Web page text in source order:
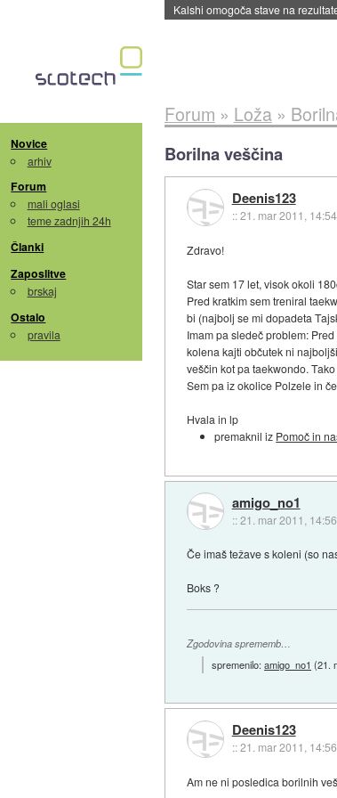
Sandisk že prodal več kot
Novice
arhiv
Forum
mali oglasi
teme zadnjih 24h
Članki
Zaposlitve
brskaj
Ostalo
pravila
Forum » Loža»
Borilna veščina
Deenis123
::21. mar 2011, 14:54
Zdravo!
Star sem 17 let, visok okoli
Pred kratkim sem treniral
bi (najbolj se mi dopadeta
Imam pa sledeč problem:
kolena kajti občutek ni
veščin kot pa taekwondo.
Sem pa iz okolice Polzele in
Hvala in lp
premaknil iz Pomoč in
amigo_no1
::21. mar 2011, 14:56
Če imaš težave s koleni (so
Boks ?
Zgodovina sprememb…
spremenilo:amigo_no1 (21.
Deenis123
::21. mar 2011, 14:56
Am ne ni posledica borilnih